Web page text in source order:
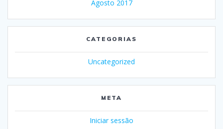
Agosto 2017
CATEGORIAS
Uncategorized
META
Iniciar sessão